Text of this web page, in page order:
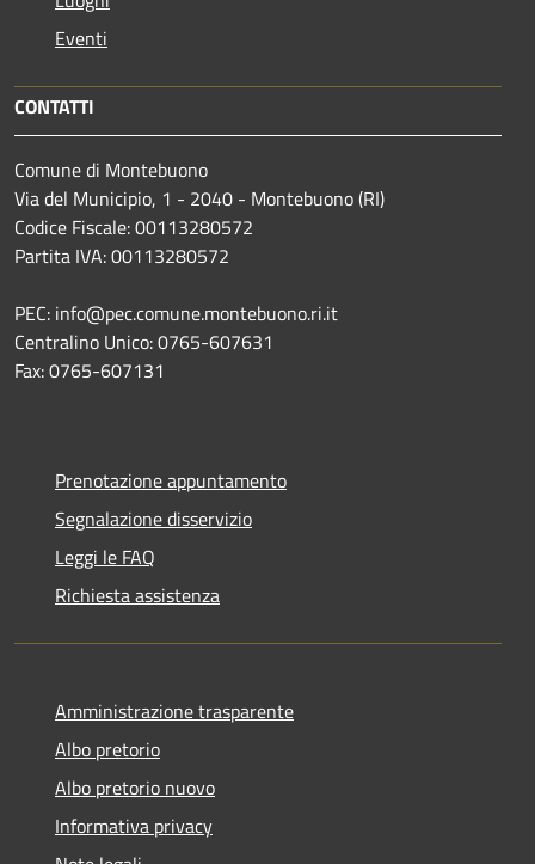
Eventi
CONTATTI
Comune di Montebuono
Via del Municipio, 1 - 2040 - Montebuono (RI)
Codice Fiscale: 00113280572
Partita IVA: 00113280572
PEC: info@pec.comune.montebuono.ri.it
Centralino Unico: 0765-607631
Fax: 0765-607131
Prenotazione appuntamento
Segnalazione disservizio
Leggi le FAQ
Richiesta assistenza
Amministrazione trasparente
Albo pretorio
Albo pretorio nuovo
Informativa privacy